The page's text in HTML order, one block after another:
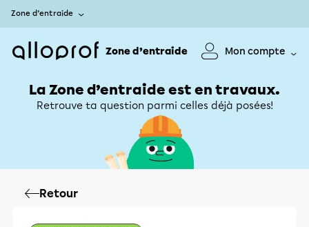
Zone d’entraide
Zone d’entraide Mon compte
La Zone d’entraide est en travaux.
Retrouve ta question parmi celles déjà posées!
Retour